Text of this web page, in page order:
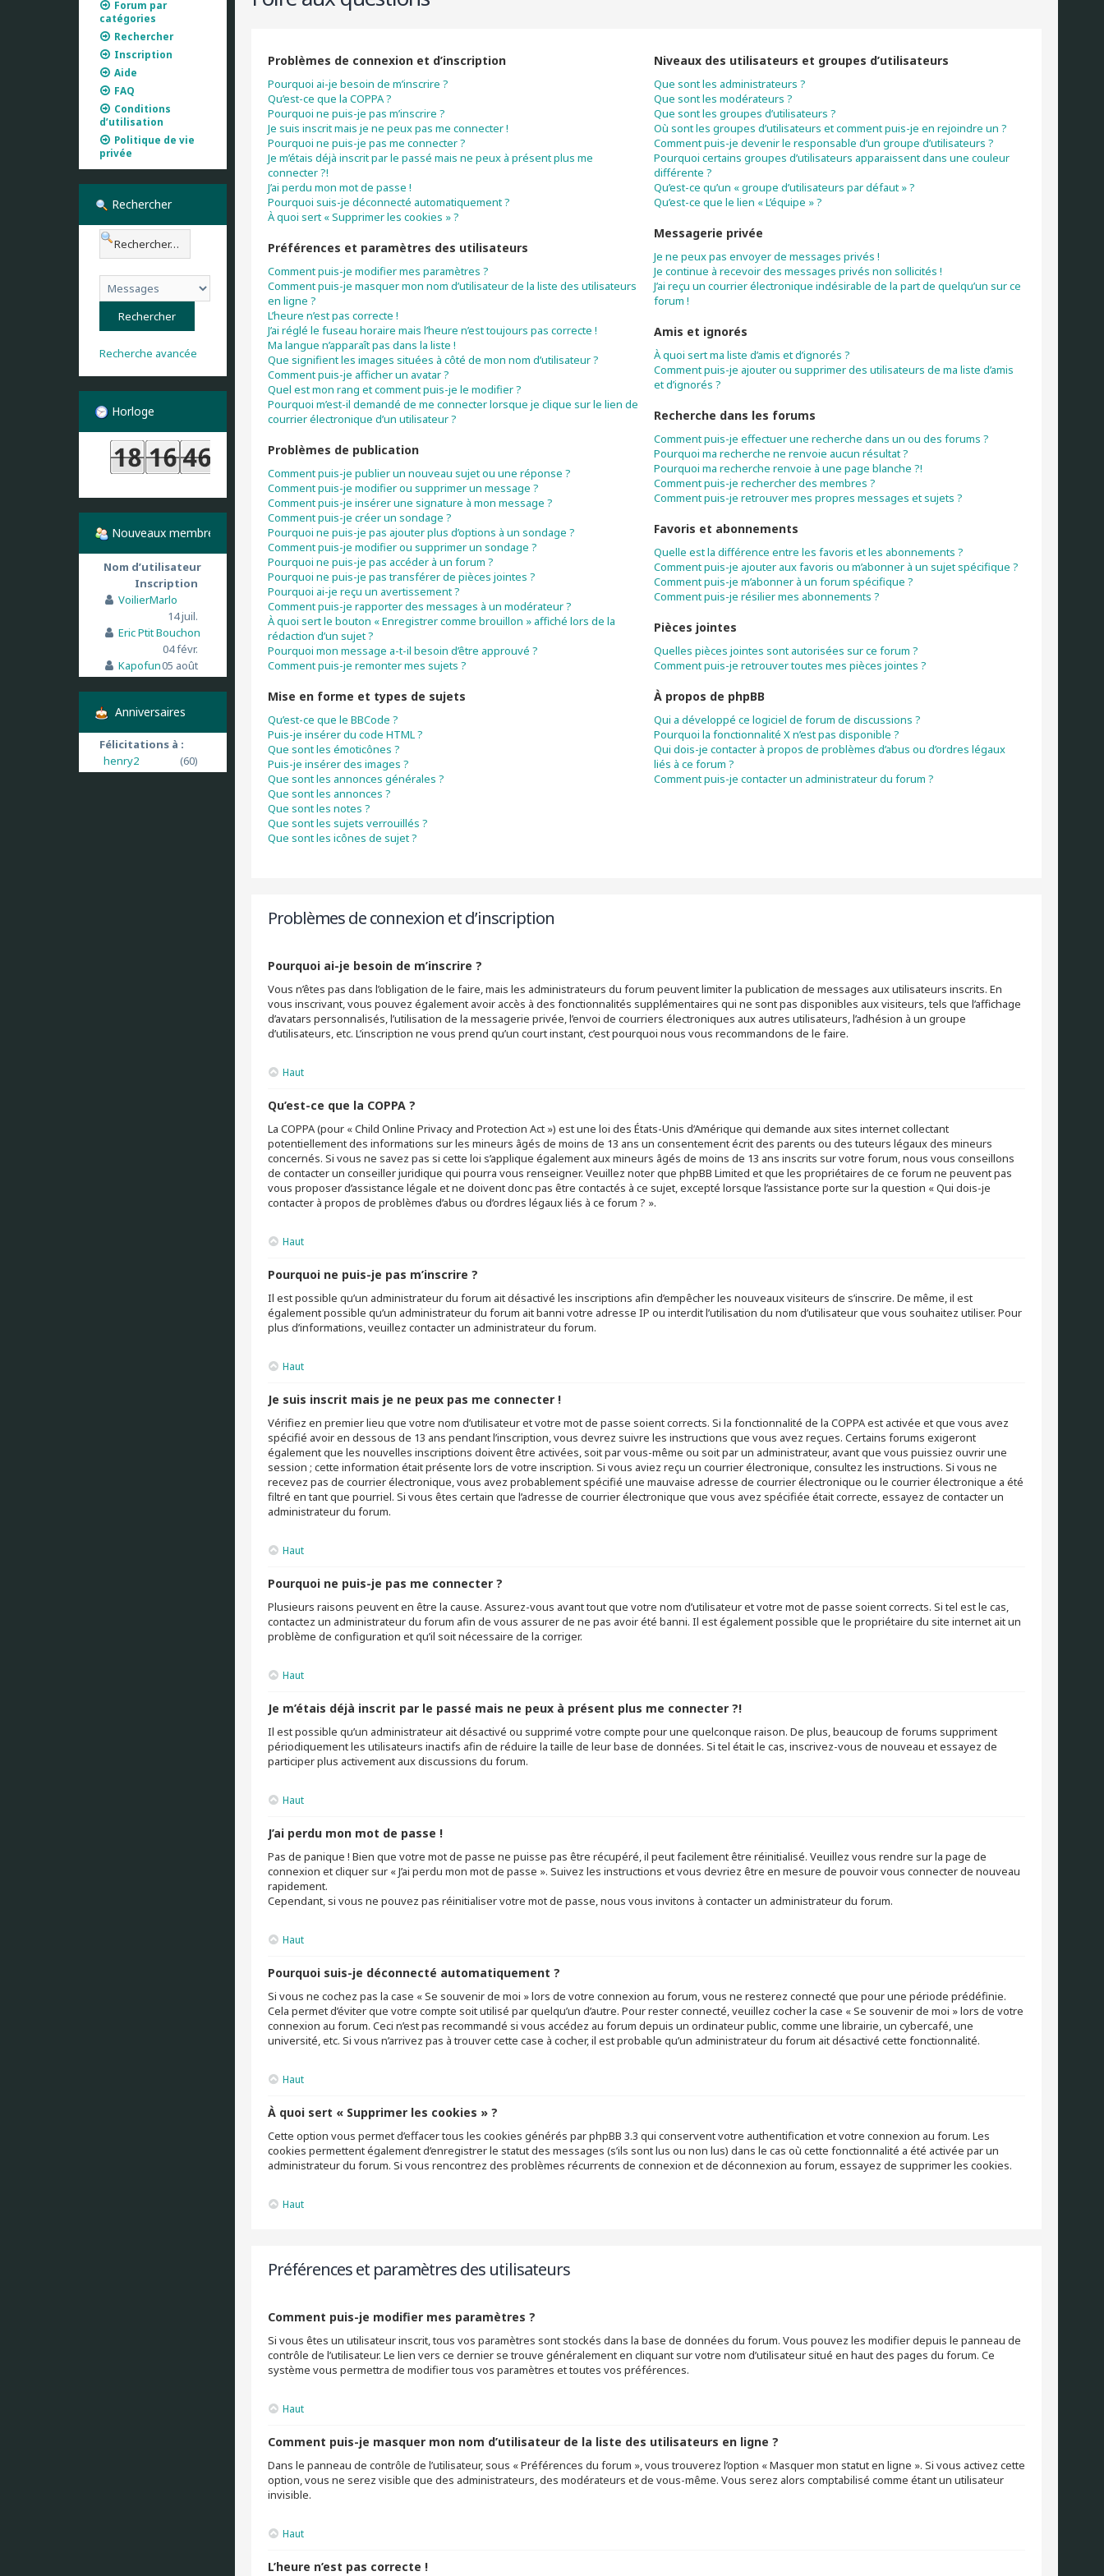
Problèmes de connexion et d’inscription
Pourquoi ai-je besoin de m’inscrire ?
Qu’est-ce que la COPPA ?
Pourquoi ne puis-je pas m’inscrire ?
Je suis inscrit mais je ne peux pas me connecter !
Pourquoi ne puis-je pas me connecter ?
Je m’étais déjà inscrit par le passé mais ne peux à présent plus me
connecter ?!
J’ai perdu mon mot de passe !
Pourquoi suis-je déconnecté automatiquement ?
À quoi sert « Supprimer les cookies » ?
Préférences et paramètres des utilisateurs
Comment puis-je modifier mes paramètres ?
Comment puis-je masquer mon nom d’utilisateur de la liste des utilisateurs
en ligne ?
L’heure n’est pas correcte !
J’ai réglé le fuseau horaire mais l’heure n’est toujours pas correcte !
Ma langue n’apparaît pas dans la liste !
Que signifient les images situées à côté de mon nom d’utilisateur ?
Comment puis-je afficher un avatar ?
Quel est mon rang et comment puis-je le modifier ?
Pourquoi m’est-il demandé de me connecter lorsque je clique sur le lien de
courrier électronique d’un utilisateur ?
Problèmes de publication
Comment puis-je publier un nouveau sujet ou une réponse ?
Comment puis-je modifier ou supprimer un message ?
Comment puis-je insérer une signature à mon message ?
Comment puis-je créer un sondage ?
Pourquoi ne puis-je pas ajouter plus d’options à un sondage ?
Comment puis-je modifier ou supprimer un sondage ?
Pourquoi ne puis-je pas accéder à un forum ?
Pourquoi ne puis-je pas transférer de pièces jointes ?
Pourquoi ai-je reçu un avertissement ?
Comment puis-je rapporter des messages à un modérateur ?
À quoi sert le bouton « Enregistrer comme brouillon » affiché lors de la
rédaction d’un sujet ?
Pourquoi mon message a-t-il besoin d’être approuvé ?
Comment puis-je remonter mes sujets ?
Mise en forme et types de sujets
Qu’est-ce que le BBCode ?
Puis-je insérer du code HTML ?
Que sont les émoticônes ?
Puis-je insérer des images ?
Que sont les annonces générales ?
Que sont les annonces ?
Que sont les notes ?
Que sont les sujets verrouillés ?
Que sont les icônes de sujet ?
Niveaux des utilisateurs et groupes d’utilisateurs
Que sont les administrateurs ?
Que sont les modérateurs ?
Que sont les groupes d’utilisateurs ?
Où sont les groupes d’utilisateurs et comment puis-je en rejoindre un ?
Comment puis-je devenir le responsable d’un groupe d’utilisateurs ?
Pourquoi certains groupes d’utilisateurs apparaissent dans une couleur
différente ?
Qu’est-ce qu’un « groupe d’utilisateurs par défaut » ?
Qu’est-ce que le lien « L’équipe » ?
Messagerie privée
Je ne peux pas envoyer de messages privés !
Je continue à recevoir des messages privés non sollicités !
J’ai reçu un courrier électronique indésirable de la part de quelqu’un sur ce
forum !
Amis et ignorés
À quoi sert ma liste d’amis et d’ignorés ?
Comment puis-je ajouter ou supprimer des utilisateurs de ma liste d’amis
et d’ignorés ?
Recherche dans les forums
Comment puis-je effectuer une recherche dans un ou des forums ?
Pourquoi ma recherche ne renvoie aucun résultat ?
Pourquoi ma recherche renvoie à une page blanche ?!
Comment puis-je rechercher des membres ?
Comment puis-je retrouver mes propres messages et sujets ?
Favoris et abonnements
Quelle est la différence entre les favoris et les abonnements ?
Comment puis-je ajouter aux favoris ou m’abonner à un sujet spécifique ?
Comment puis-je m’abonner à un forum spécifique ?
Comment puis-je résilier mes abonnements ?
Pièces jointes
Quelles pièces jointes sont autorisées sur ce forum ?
Comment puis-je retrouver toutes mes pièces jointes ?
À propos de phpBB
Qui a développé ce logiciel de forum de discussions ?
Pourquoi la fonctionnalité X n’est pas disponible ?
Qui dois-je contacter à propos de problèmes d’abus ou d’ordres légaux
liés à ce forum ?
Comment puis-je contacter un administrateur du forum ?
Problèmes de connexion et d’inscription
Pourquoi ai-je besoin de m’inscrire ?
Vous n’êtes pas dans l’obligation de le faire, mais les administrateurs du forum peuvent limiter la publication de messages aux utilisateurs inscrits. En
vous inscrivant, vous pouvez également avoir accès à des fonctionnalités supplémentaires qui ne sont pas disponibles aux visiteurs, tels que l’affichage
d’avatars personnalisés, l’utilisation de la messagerie privée, l’envoi de courriers électroniques aux autres utilisateurs, l’adhésion à un groupe
d’utilisateurs, etc. L’inscription ne vous prend qu’un court instant, c’est pourquoi nous vous recommandons de le faire.
Haut
Qu’est-ce que la COPPA ?
La COPPA (pour « Child Online Privacy and Protection Act ») est une loi des États-Unis d’Amérique qui demande aux sites internet collectant
potentiellement des informations sur les mineurs âgés de moins de 13 ans un consentement écrit des parents ou des tuteurs légaux des mineurs
concernés. Si vous ne savez pas si cette loi s’applique également aux mineurs âgés de moins de 13 ans inscrits sur votre forum, nous vous conseillons
de contacter un conseiller juridique qui pourra vous renseigner. Veuillez noter que phpBB Limited et que les propriétaires de ce forum ne peuvent pas
vous proposer d’assistance légale et ne doivent donc pas être contactés à ce sujet, excepté lorsque l’assistance porte sur la question « Qui dois-je
contacter à propos de problèmes d’abus ou d’ordres légaux liés à ce forum ? ».
Haut
Pourquoi ne puis-je pas m’inscrire ?
Il est possible qu’un administrateur du forum ait désactivé les inscriptions afin d’empêcher les nouveaux visiteurs de s’inscrire. De même, il est
également possible qu’un administrateur du forum ait banni votre adresse IP ou interdit l’utilisation du nom d’utilisateur que vous souhaitez utiliser. Pour
plus d’informations, veuillez contacter un administrateur du forum.
Haut
Je suis inscrit mais je ne peux pas me connecter !
Vérifiez en premier lieu que votre nom d’utilisateur et votre mot de passe soient corrects. Si la fonctionnalité de la COPPA est activée et que vous avez
spécifié avoir en dessous de 13 ans pendant l’inscription, vous devrez suivre les instructions que vous avez reçues. Certains forums exigeront
également que les nouvelles inscriptions doivent être activées, soit par vous-même ou soit par un administrateur, avant que vous puissiez ouvrir une
session ; cette information était présente lors de votre inscription. Si vous aviez reçu un courrier électronique, consultez les instructions. Si vous ne
recevez pas de courrier électronique, vous avez probablement spécifié une mauvaise adresse de courrier électronique ou le courrier électronique a été
filtré en tant que pourriel. Si vous êtes certain que l’adresse de courrier électronique que vous avez spécifiée était correcte, essayez de contacter un
administrateur du forum.
Haut
Pourquoi ne puis-je pas me connecter ?
Plusieurs raisons peuvent en être la cause. Assurez-vous avant tout que votre nom d’utilisateur et votre mot de passe soient corrects. Si tel est le cas,
contactez un administrateur du forum afin de vous assurer de ne pas avoir été banni. Il est également possible que le propriétaire du site internet ait un
problème de configuration et qu’il soit nécessaire de la corriger.
Haut
Je m’étais déjà inscrit par le passé mais ne peux à présent plus me connecter ?!
Il est possible qu’un administrateur ait désactivé ou supprimé votre compte pour une quelconque raison. De plus, beaucoup de forums suppriment
périodiquement les utilisateurs inactifs afin de réduire la taille de leur base de données. Si tel était le cas, inscrivez-vous de nouveau et essayez de
participer plus activement aux discussions du forum.
Haut
J’ai perdu mon mot de passe !
Pas de panique ! Bien que votre mot de passe ne puisse pas être récupéré, il peut facilement être réinitialisé. Veuillez vous rendre sur la page de
connexion et cliquer sur « J’ai perdu mon mot de passe ». Suivez les instructions et vous devriez être en mesure de pouvoir vous connecter de nouveau
rapidement.
Cependant, si vous ne pouvez pas réinitialiser votre mot de passe, nous vous invitons à contacter un administrateur du forum.
Haut
Pourquoi suis-je déconnecté automatiquement ?
Si vous ne cochez pas la case « Se souvenir de moi » lors de votre connexion au forum, vous ne resterez connecté que pour une période prédéfinie.
Cela permet d’éviter que votre compte soit utilisé par quelqu’un d’autre. Pour rester connecté, veuillez cocher la case « Se souvenir de moi » lors de votre
connexion au forum. Ceci n’est pas recommandé si vous accédez au forum depuis un ordinateur public, comme une librairie, un cybercafé, une
université, etc. Si vous n’arrivez pas à trouver cette case à cocher, il est probable qu’un administrateur du forum ait désactivé cette fonctionnalité.
Haut
À quoi sert « Supprimer les cookies » ?
Cette option vous permet d’effacer tous les cookies générés par phpBB 3.3 qui conservent votre authentification et votre connexion au forum. Les
cookies permettent également d’enregistrer le statut des messages (s’ils sont lus ou non lus) dans le cas où cette fonctionnalité a été activée par un
administrateur du forum. Si vous rencontrez des problèmes récurrents de connexion et de déconnexion au forum, essayez de supprimer les cookies.
Haut
Préférences et paramètres des utilisateurs
Comment puis-je modifier mes paramètres ?
Si vous êtes un utilisateur inscrit, tous vos paramètres sont stockés dans la base de données du forum. Vous pouvez les modifier depuis le panneau de
contrôle de l’utilisateur. Le lien vers ce dernier se trouve généralement en cliquant sur votre nom d’utilisateur situé en haut des pages du forum. Ce
système vous permettra de modifier tous vos paramètres et toutes vos préférences.
Haut
Comment puis-je masquer mon nom d’utilisateur de la liste des utilisateurs en ligne ?
Dans le panneau de contrôle de l’utilisateur, sous « Préférences du forum », vous trouverez l’option « Masquer mon statut en ligne ». Si vous activez cette
option, vous ne serez visible que des administrateurs, des modérateurs et de vous-même. Vous serez alors comptabilisé comme étant un utilisateur
invisible.
Haut
L’heure n’est pas correcte !
Forum par
catégories
Rechercher
Inscription
Aide
FAQ
Conditions
d’utilisation
Politique de vie
privée
Rechercher
Recherche avancée
Horloge
Nouveaux membres
Nom d’utilisateur
Inscription
VoilierMarlo
14 juil.
Eric Ptit Bouchon
04 févr.
Kapofun05 août
Anniversaires
Félicitations à :
henry2
(60)